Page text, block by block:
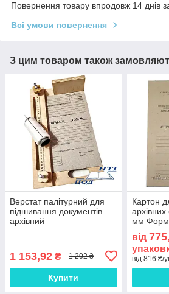
Повернення товару впродовж 14 днів
Всі умови повернення
З цим товаром також
Верстат палітурний для
підшивання документів
архівний
1 153,92 ₴ 1 202 ₴
Купити
Картон
мм
від
від 816 ₴/